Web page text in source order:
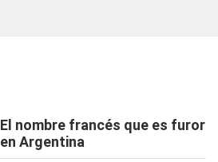
El nombre francés que es furor
en Argentina